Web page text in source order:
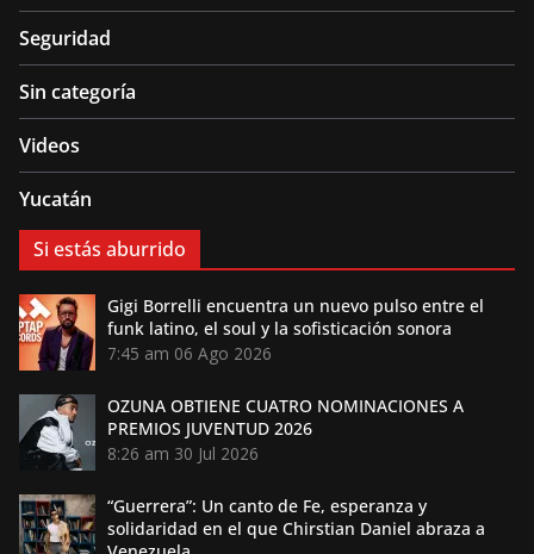
Seguridad
Sin categoría
Videos
Yucatán
Si estás aburrido
Gigi Borrelli encuentra un nuevo pulso entre el
funk latino, el soul y la sofisticación sonora
7:45 am 06 Ago 2026
OZUNA OBTIENE CUATRO NOMINACIONES A
PREMIOS JUVENTUD 2026
8:26 am 30 Jul 2026
“Guerrera”: Un canto de Fe, esperanza y
solidaridad en el que Chirstian Daniel abraza a